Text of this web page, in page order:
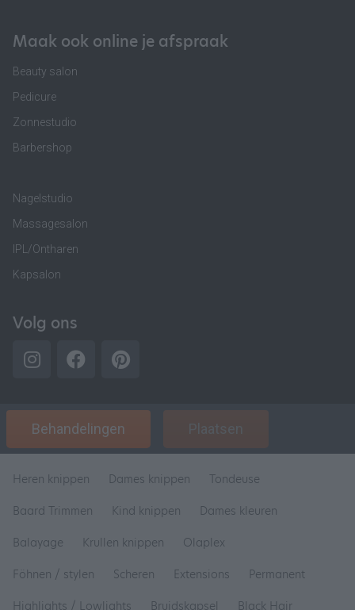
Maak ook online je afspraak
Beauty salon
Pedicure
Zonnestudio
Barbershop
Nagelstudio
Massagesalon
IPL/Ontharen
Kapsalon
Volg ons
Behandelingen Plaatsen
Heren knippen Dames knippen
Tondeuse
Baard Trimmen
Kind knippen
Dames kleuren
Balayage
Krullen knippen
Olaplex
Föhnen / stylen
Scheren Extensions
Permanent
Highlights / Lowlights
Bruidskapsel Black Hair